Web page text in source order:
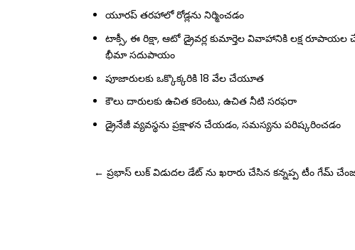
యూరప్ తరహాలో రోడ్లను నిర్మించడం
టాక్సీ, ఈ రిక్షా, ఆటో డ్రైవర్ల కుమార్తెల వివాహానికి లక్ష
భీమా సదుపాయం
పూజారులకు ఒక్కొక్కరికి 18 వేల చేయూత
కౌలు దారులకు ఉచిత కరెంటు, ఉచిత నీటి సరఫరా
డ్రైనేజీ వ్యవస్థను ప్రక్షాళన చేయడం, సమస్యను పరిష్కరించడం
← ప్రభాస్ లుక్ విడుదల డేట్ ను ఖరారు చేసిన కన్నప్ప టీం గేమ్